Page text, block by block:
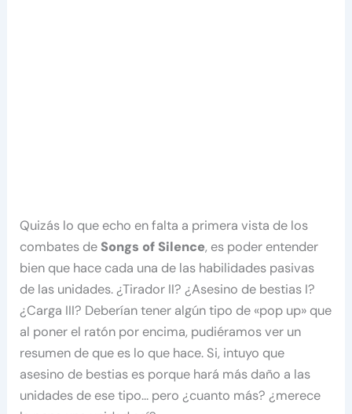
Quizás lo que echo en falta a primera vista de los
combates de Songs of Silence, es poder entender
bien que hace cada una de las habilidades pasivas
de las unidades. ¿Tirador II? ¿Asesino de bestias I?
¿Carga III? Deberían tener algún tipo de «pop up» que
al poner el ratón por encima, pudiéramos ver un
resumen de que es lo que hace. Si, intuyo que
asesino de bestias es porque hará más daño a las
unidades de ese tipo… pero ¿cuanto más? ¿merece